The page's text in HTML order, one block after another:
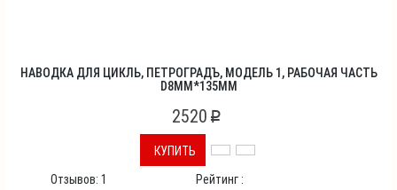
НАВОДКА ДЛЯ ЦИКЛЬ, ПЕТРОГРАДЪ, МОДЕЛЬ 1, РАБОЧАЯ ЧАСТЬ
D8ММ*135ММ
2520 p
КУПИТЬ
Отзывов:1 Рейтинг :